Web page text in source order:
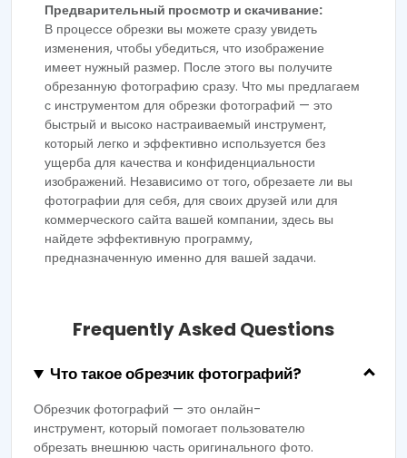
Предварительный просмотр и скачивание:
В процессе обрезки вы можете сразу увидеть
изменения, чтобы убедиться, что изображение
имеет нужный размер. После этого вы получите
обрезанную фотографию сразу. Что мы предлагаем
с инструментом для обрезки фотографий — это
быстрый и высоко настраиваемый инструмент,
который легко и эффективно используется без
ущерба для качества и конфиденциальности
изображений. Независимо от того, обрезаете ли вы
фотографии для себя, для своих друзей или для
коммерческого сайта вашей компании, здесь вы
найдете эффективную программу,
предназначенную именно для вашей задачи.
Frequently Asked Questions
Что такое обрезчик фотографий?
Обрезчик фотографий — это онлайн-
инструмент, который помогает пользователю
обрезать внешнюю часть оригинального фото.